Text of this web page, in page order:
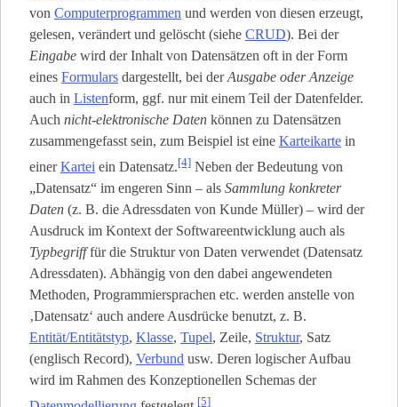
von Computerprogrammen und werden von diesen erzeugt,
gelesen, verändert und gelöscht (siehe CRUD). Bei der
Eingabe wird der Inhalt von Datensätzen oft in der Form
eines Formulars dargestellt, bei derAusgabe oder Anzeige
auch in Listen­form, ggf. nur mit einem Teil der Datenfelder.
Auch nicht-elektronische Daten können zu Datensätzen
zusammengefasst sein, zum Beispiel ist eine Karteikarte in
einerKartei ein Datensatz.[4] Neben der Bedeutung von
„Datensatz“ im engeren Sinn – als Sammlung konkreter
Daten (z. B. die Adressdaten von Kunde Müller) – wird der
Ausdruck im Kontext der Softwareentwicklung auch als
Typbegrifffür die Struktur von Daten verwendet (Datensatz
Adressdaten). Abhängig von den dabei angewendeten
Methoden, Programmiersprachen etc. werden anstelle von
‚Datensatz‘ auch andere Ausdrücke benutzt, z. B.
Entität/Entitätstyp, Klasse, Tupel, Zeile, Struktur, Satz
(englisch Record), Verbund usw. Deren logischer Aufbau
wird im Rahmen des Konzeptionellen Schemas der
[5]